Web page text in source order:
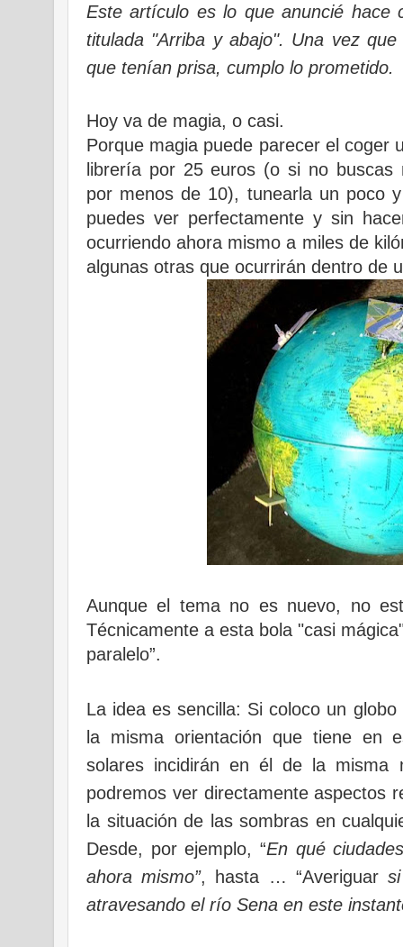
Este artículo es lo que anuncié hace
titulada "Arriba y abajo". Una vez
que tenían prisa, cumplo lo prometido.
Hoy va de magia, o casi.
Porque magia puede parecer el coger
librería por 25 euros (o si no buscas
por menos de 10), tunearla un poco
puedes ver perfectamente y sin
ocurriendo ahora mismo a miles de
algunas otras que ocurrirán dentro de
Aunque el tema no es nuevo, no
Técnicamente a esta bola "casi
paralelo”.
La idea es sencilla: Si coloco un
la misma orientación que tiene en
solares incidirán en él de la misma
podremos ver directamente aspectos
la situación de las sombras en
Desde, por ejemplo, “En qué
ahora mismo”, hasta … “Averiguar
atravesando el río Sena en este